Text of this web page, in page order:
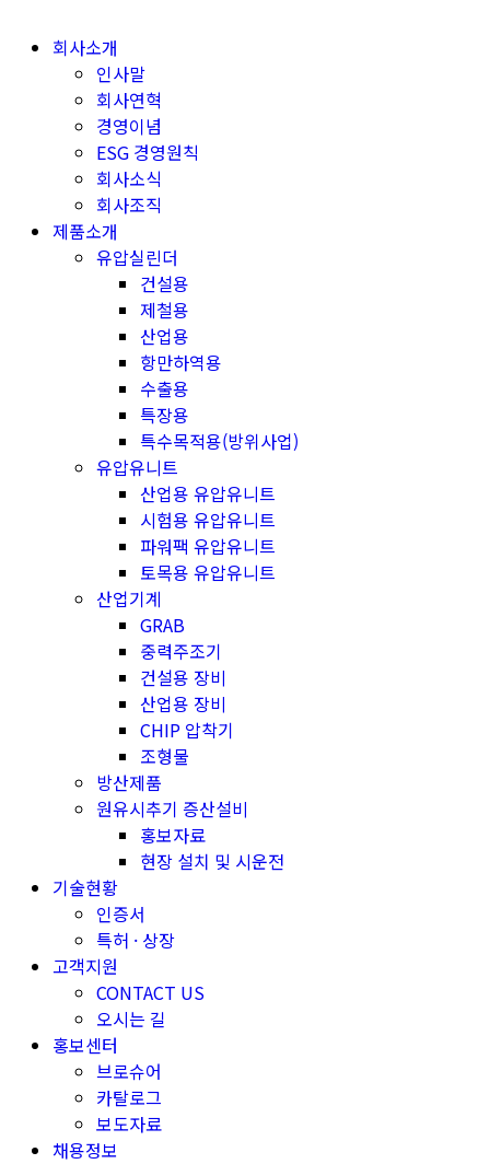
회사소개
인사말
회사연혁
경영이념
ESG 경영원칙
회사소식
회사조직
제품소개
유압실린더
건설용
제철용
산업용
항만하역용
수출용
특장용
특수목적용(방위사업)
유압유니트
산업용 유압유니트
시험용 유압유니트
파워팩 유압유니트
토목용 유압유니트
산업기계
GRAB
중력주조기
건설용 장비
산업용 장비
CHIP 압착기
조형물
방산제품
원유시추기 증산설비
홍보자료
현장 설치 및 시운전
기술현황
인증서
특허 · 상장
고객지원
CONTACT US
오시는 길
홍보센터
브로슈어
카탈로그
보도자료
채용정보